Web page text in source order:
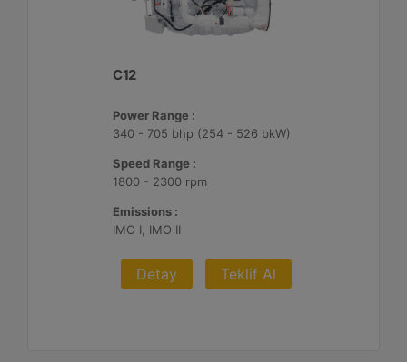
C12
Power Range :
340 - 705 bhp (254 - 526 bkW)
Speed Range :
1800 - 2300 rpm
Emissions :
IMO I, IMO II
Detay Teklif Al